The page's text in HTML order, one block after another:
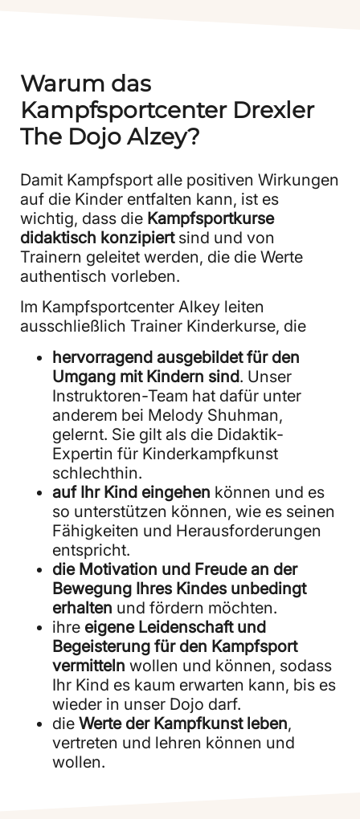
Warum das
Kampfsportcenter Drexler
The Dojo Alzey?
Damit Kampfsport alle positiven Wirkungen
auf die Kinder entfalten kann, ist es
wichtig, dass die Kampfsportkurse
didaktisch konzipiertsind und von
Trainern geleitet werden, die die Werte
authentisch vorleben.
Im Kampfsportcenter Alkey leiten
ausschließlich Trainer Kinderkurse, die
hervorragend ausgebildet für den
Umgang mit Kindern sind. Unser
Instruktoren-Team hat dafür unter
anderem bei Melody Shuhman,
gelernt. Sie gilt als die Didaktik-
Expertin für Kinderkampfkunst
schlechthin.
auf Ihr Kind eingehen können und es
so unterstützen können, wie es seinen
Fähigkeiten und Herausforderungen
entspricht.
die Motivation und Freude an der
Bewegung Ihres Kindes unbedingt
erhalten und fördern möchten.
ihre eigene Leidenschaft und
Begeisterung für den Kampfsport
vermitteln wollen und können, sodass
Ihr Kind es kaum erwarten kann, bis es
wieder in unser Dojo darf.
die Werte der Kampfkunst leben,
vertreten und lehren können und
wollen.